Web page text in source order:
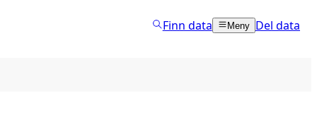
Finn data Meny Del data